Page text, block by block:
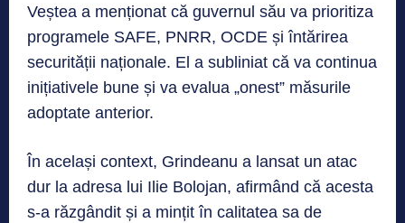
Veștea a menționat că guvernul său va prioritiza
programele SAFE, PNRR, OCDE și întărirea
securității naționale. El a subliniat că va continua
inițiativele bune și va evalua „onest” măsurile
adoptate anterior.
În același context, Grindeanu a lansat un atac
dur la adresa lui Ilie Bolojan, afirmând că acesta
s-a răzgândit și a mințit în calitatea sa de